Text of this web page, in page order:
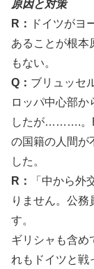
原因と対策
R：
ドイツがヨ
あることが根本
もない。
Q： ブリュッセ
ロッパ中心部か
したが……….。
の国籍の人間が
した。
R：
「中から
りません。公
す。
ギリシャも含め
れもドイツと戦